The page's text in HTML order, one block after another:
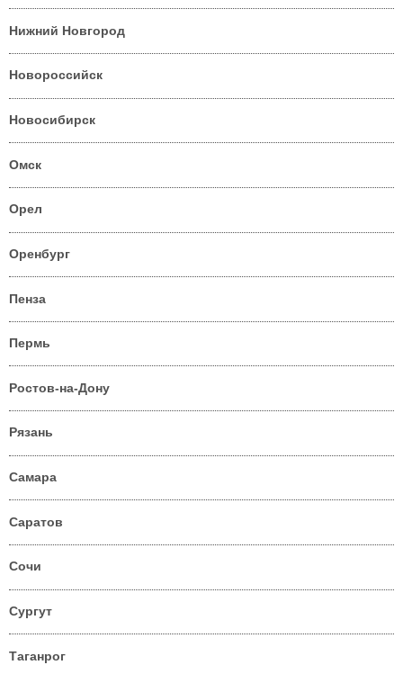
Нижний Новгород
Новороссийск
Новосибирск
Омск
Орел
Оренбург
Пенза
Пермь
Ростов-на-Дону
Рязань
Самара
Саратов
Сочи
Сургут
Таганрог